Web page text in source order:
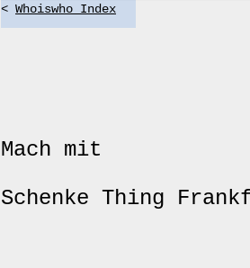
< Whoiswho Index
Mach mit
Schenke Thing